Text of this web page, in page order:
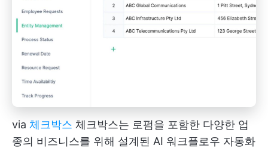
via 체크박스 체크박스는 로펌을 포함한 다양한 업
종의 비즈니스를 위해 설계된 AI 워크플로우 자동화